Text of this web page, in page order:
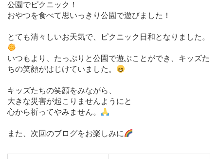
公園でピクニック！
おやつを食べて思いっきり公園で遊びました！
とても清々しいお天気で、ピクニック日和となりました。
いつもより、たっぷりと公園で遊ぶことができ、キッズた
ちの笑顔がはじけていました。
キッズたちの笑顔をみながら、
大きな災害が起こりませんようにと
心から祈ってやみません。
また、次回のブログをお楽しみに